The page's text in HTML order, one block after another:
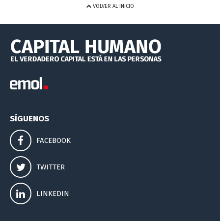
VOLVER AL INICIO
SÍGUENOS
FACEBOOK
TWITTER
LINKEDIN